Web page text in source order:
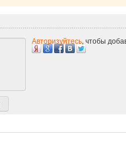
Авторизуйтесь, чтобы